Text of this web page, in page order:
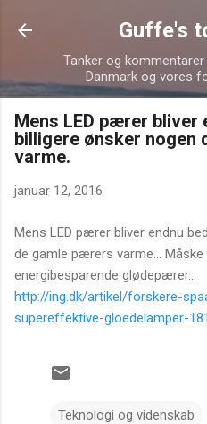
Gå videre til
Guffe's
Tanker og
Danmark og vores
Mens LED pærer bliver
billigere ønsker nogen
varme.
januar 12, 2016
Mens LED pærer bliver endnu
de gamle pærers varme...
energibesparende glødepærer...
http://ing.dk/artikel/forskere-
supereffektive-gloedelamper-
Teknologi og videnskab